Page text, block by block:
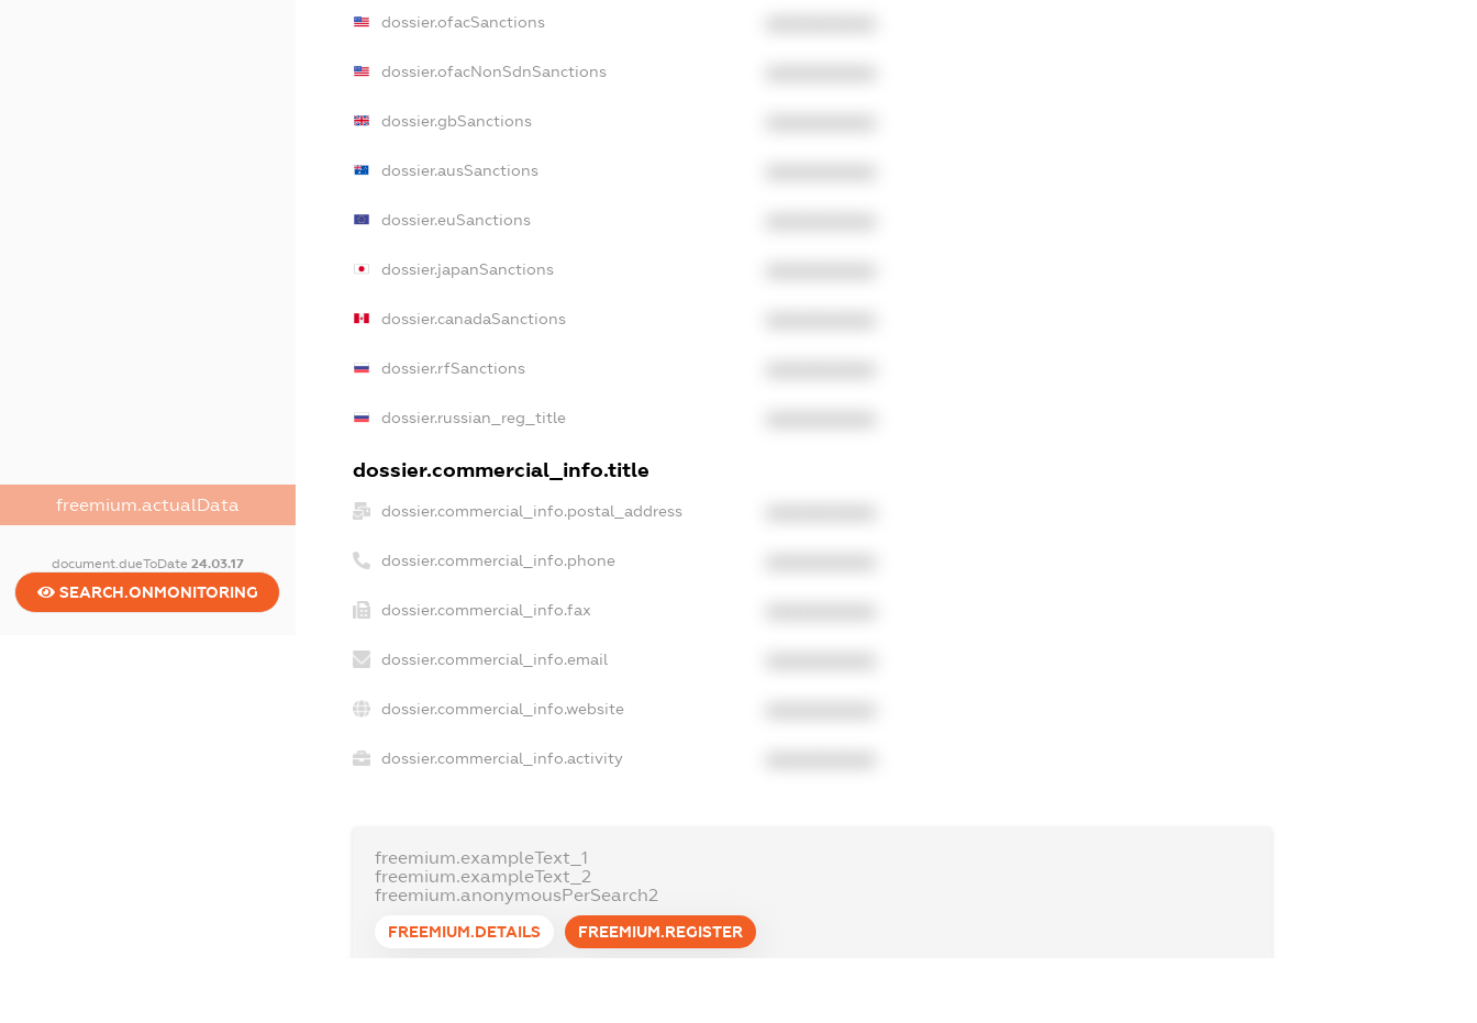
freemium.actualData
document.dueToDate 24.03.17
SEARCH.ONMONITORING
dossier.ofacSanctions
dossier.ofacNonSdnSanctions
dossier.gbSanctions
dossier.ausSanctions
dossier.euSanctions
dossier.japanSanctions
dossier.canadaSanctions
dossier.rfSanctions
dossier.russian_reg_title
dossier.commercial_info.title
dossier.commercial_info.postal_address
dossier.commercial_info.phone
dossier.commercial_info.fax
dossier.commercial_info.email
dossier.commercial_info.website
dossier.commercial_info.activity
freemium.exampleText_1
freemium.exampleText_2
freemium.anonymousPerSearch2
FREEMIUM.DETAILS FREEMIUM.REGISTER